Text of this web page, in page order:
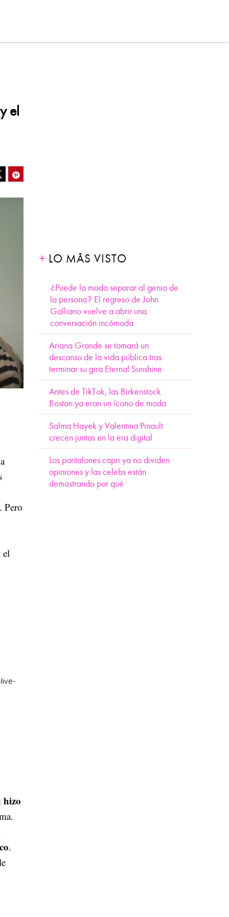
LO MÁS VISTO
¿Puede la moda separar al genio de
la persona? El regreso de John
Galliano vuelve a abrir una
conversación incómoda
Ariana Grande se tomará un
descanso de la vida pública tras
terminar su gira Eternal Sunshine
Antes de TikTok, las Birkenstock
Boston ya eran un ícono de moda
Salma Hayek y Valentina Pinault
crecen juntas en la era digital
Los pantalones capri ya no dividen
opiniones y las celebs están
demostrando por qué
el
Pero
el
hizo
.